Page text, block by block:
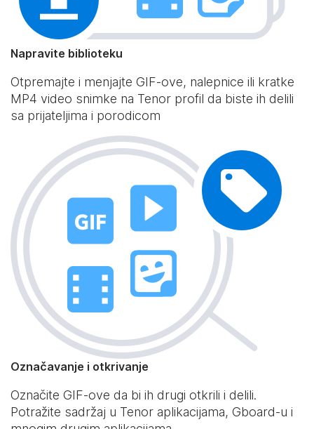
Napravite biblioteku
Otpremajte i menjajte GIF-ove, nalepnice ili kratke
MP4 video snimke na Tenor profil da biste ih delili
sa prijateljima i porodicom
Označavanje i otkrivanje
Označite GIF-ove da bi ih drugi otkrili i delili.
Potražite sadržaj u Tenor aplikacijama, Gboard-u i